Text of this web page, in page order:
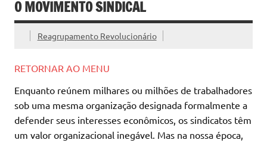
O MOVIMENTO SINDICAL
Reagrupamento Revolucionário
RETORNAR AO MENU
Enquanto reúnem milhares ou milhões de trabalhadores
sob uma mesma organização designada formalmente a
defender seus interesses econômicos, os sindicatos têm
um valor organizacional inegável. Mas na nossa época,